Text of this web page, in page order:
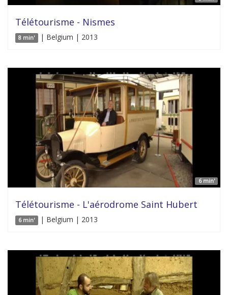
Télétourisme - Nismes
8 min' | Belgium | 2013
6 min'
Télétourisme - L'aérodrome Saint Hubert
6 min' | Belgium | 2013